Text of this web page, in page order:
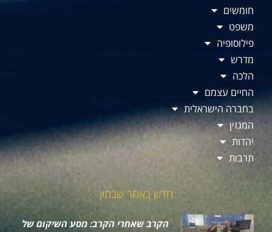
חומשים
משפט
פילוסופיה
מדרש
הלכה
החיים עצמם
בחברה הישראלית
המגזין
יהדות
תרבות
חדש באתר שבתון
הקרב שאחרי הקרב: מסע השיקום של